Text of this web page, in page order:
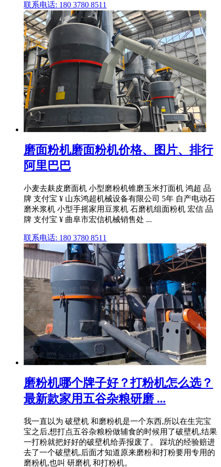
联系电话: 180 3780 8511
磨面粉机磨面粉机价格、图片、排行
阿里巴巴
小麦去麸皮磨面机 小型磨粉机锥磨玉米打面机 鸿超 品
牌 支付宝 ¥ 山东鸿超机械设备有限公司 5年 自产电动石
磨米浆机 小型手摇家用豆浆机 石磨机组面粉机 宏信 品
牌 支付宝 ¥ 曲阜市宏信机械销售处 ...
联系电话: 180 3780 8511
磨粉机哪个牌子好？打粉机怎么选？
最新款家用五谷杂粮研磨 ...
我一直以为 破壁机 和磨粉机是一个东西,所以在生完宝
宝之后,想打点五谷杂粮粉做辅食的时候用了破壁机,结果
一打粉就把好好的破壁机给弄报废了。 踩坑的经验赔进
去了一个破壁机,后面才知道原来磨粉和打粉要用专用的
磨粉机,也叫 研磨机 和打粉机。